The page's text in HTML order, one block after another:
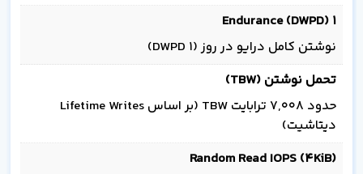
Endurance (DWPD) 1
نوشتن کامل درایو در روز (1 DWPD)
تحمل نوشتن (TBW)
حدود 7,008 ترابایت TBW (بر اساس Lifetime Writes
دیتاشیت)
Random Read IOPS (4KiB)